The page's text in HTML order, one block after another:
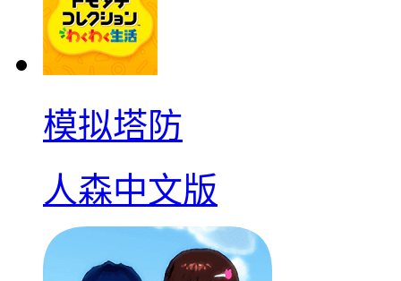
模拟塔防
人森中文版